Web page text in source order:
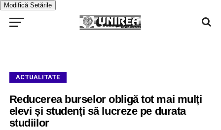
Modifică Setările
ACTUALITATE
Reducerea burselor obligă tot mai mulți
elevi și studenți să lucreze pe durata
studiilor